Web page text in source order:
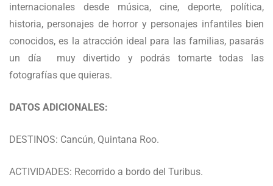
internacionales desde música, cine, deporte, política,
historia, personajes de horror y personajes infantiles bien
conocidos, es la atracción ideal para las familias, pasarás
un día muy divertido y podrás tomarte todas las
fotografías que quieras.
DATOS ADICIONALES:
DESTINOS: Cancún, Quintana Roo.
ACTIVIDADES: Recorrido a bordo del Turibus.